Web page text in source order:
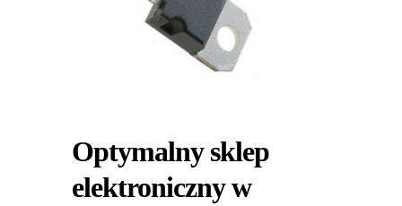
Optymalny sklep
elektroniczny w